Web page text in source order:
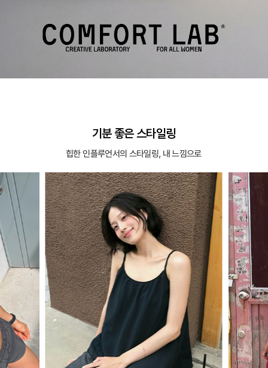
기분 좋은 스타일링
힙한 인플루언서의 스타일링, 내 느낌으로